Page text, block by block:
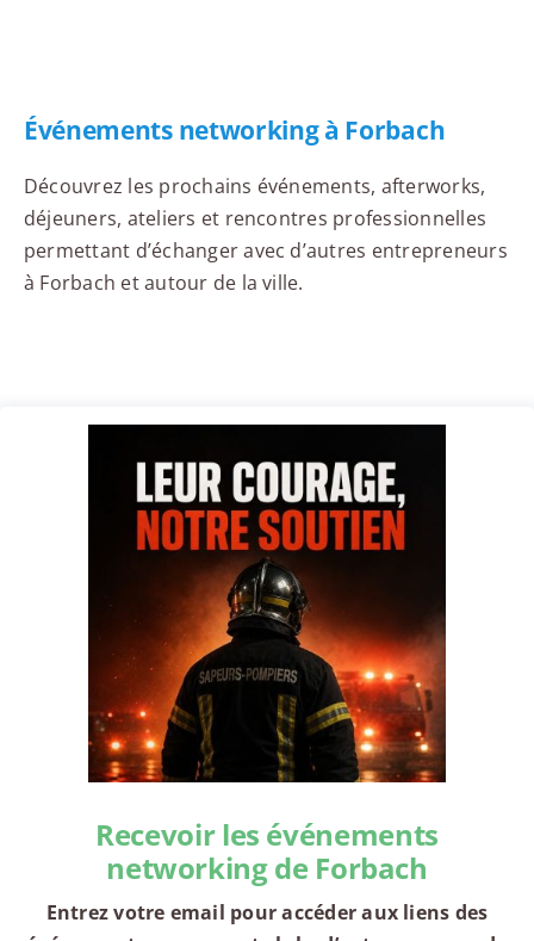
Événements networking à Forbach
Découvrez les prochains événements, afterworks,
déjeuners, ateliers et rencontres professionnelles
permettant d’échanger avec d’autres entrepreneurs
à Forbach et autour de la ville.
Recevoir les événements
networking de Forbach
Entrez votre email pour accéder aux liens des